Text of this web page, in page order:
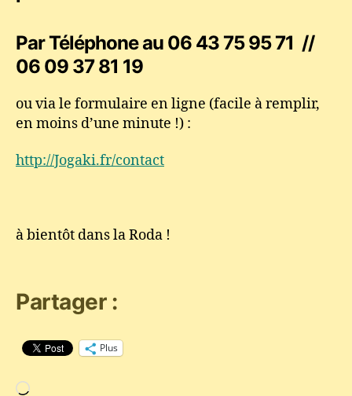
Par Téléphone au 06 43 75 95 71 //
06 09 37 81 19
ou via le formulaire en ligne (facile à remplir,
en moins d’une minute !) :
http://Jogaki.fr/contact
à bientôt dans la Roda !
Partager :
Plus